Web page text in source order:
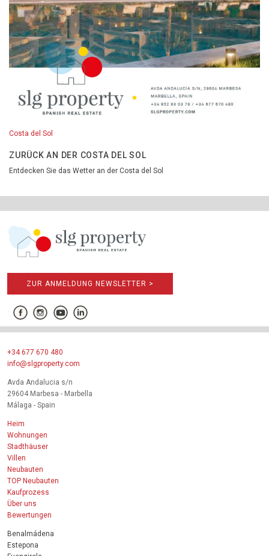
Costa del Sol
ZURÜCK AN DER COSTA DEL SOL
Entdecken Sie das Wetter an der Costa del Sol
ZUR ANMELDUNG NEWSLETTER >
+34 677 670 480
info@slgproperty.com
Avda Andalucia s/n
29604 Marbesa - Marbella
Málaga - Spain
Heim
Wohnungen
Stadthäuser
Villen
Neubauten
TOP Neubauten
Kaufprozess
Über uns
Bewertungen
Benalmádena
Estepona